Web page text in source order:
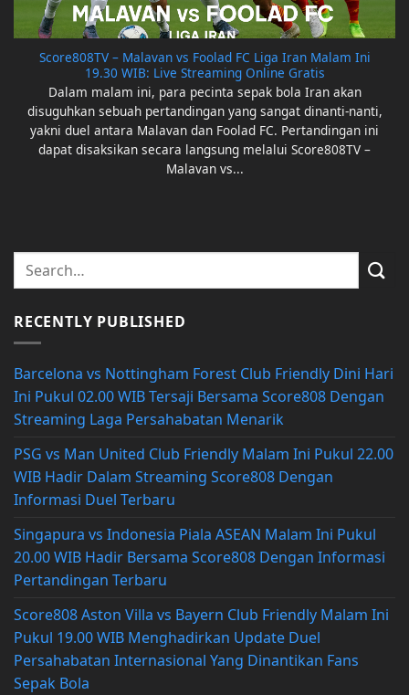
Score808TV – Malavan vs Foolad FC Liga Iran Malam Ini
19.30 WIB: Live Streaming Online Gratis
Dalam malam ini, para pecinta sepak bola Iran akan
disuguhkan sebuah pertandingan yang sangat dinanti-nanti,
yakni duel antara Malavan dan Foolad FC. Pertandingan ini
dapat disaksikan secara langsung melalui Score808TV –
Malavan vs...
RECENTLY PUBLISHED
Barcelona vs Nottingham Forest Club Friendly Dini Hari
Ini Pukul 02.00 WIB Tersaji Bersama Score808 Dengan
Streaming Laga Persahabatan Menarik
PSG vs Man United Club Friendly Malam Ini Pukul 22.00
WIB Hadir Dalam Streaming Score808 Dengan
Informasi Duel Terbaru
Singapura vs Indonesia Piala ASEAN Malam Ini Pukul
20.00 WIB Hadir Bersama Score808 Dengan Informasi
Pertandingan Terbaru
Score808 Aston Villa vs Bayern Club Friendly Malam Ini
Pukul 19.00 WIB Menghadirkan Update Duel
Persahabatan Internasional Yang Dinantikan Fans
Sepak Bola